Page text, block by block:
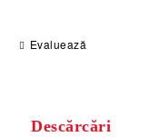
Evaluează
Descărcări